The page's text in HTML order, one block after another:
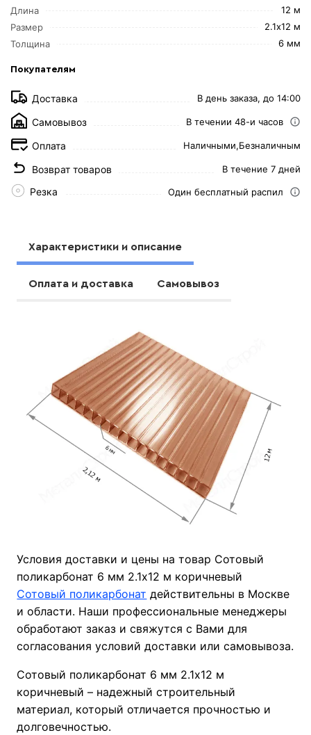
Длина
12 м
Размер
2.1х12 м
Толщина
6 мм
Покупателям
Доставка В день заказа, до 14:00
Самовывоз В течении 48-и часов
Оплата Наличными,Безналичным
Возврат товаров В течение 7 дней
Резка Один бесплатный распил
Характеристики и описание
Оплата и доставка Самовывоз
Условия доставки и цены на товар Сотовый
поликарбонат 6 мм 2.1х12 м коричневый
Сотовый поликарбонат действительны в Москве
и области. Наши профессиональные менеджеры
обработают заказ и свяжутся с Вами для
согласования условий доставки или самовывоза.
Сотовый поликарбонат 6 мм 2.1х12 м
коричневый – надежный строительный
материал, который отличается прочностью и
долговечностью.